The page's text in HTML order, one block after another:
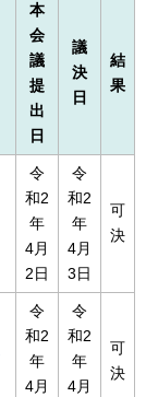
本
会
議
提
出
日
議
決
日
結
果
令
和2
年
4月
2日
令
和2
年
4月
3日
可
決
令
和2
年
4月
令
和2
年
4月
可
決